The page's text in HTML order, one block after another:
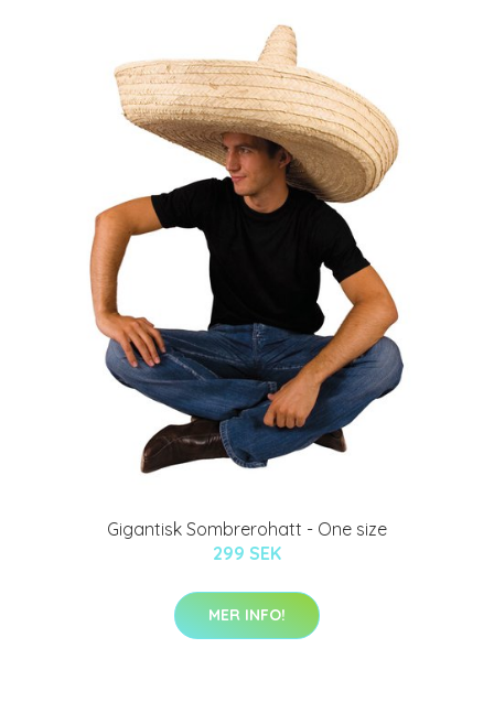
Gigantisk Sombrerohatt - One size
299 SEK
MER INFO!